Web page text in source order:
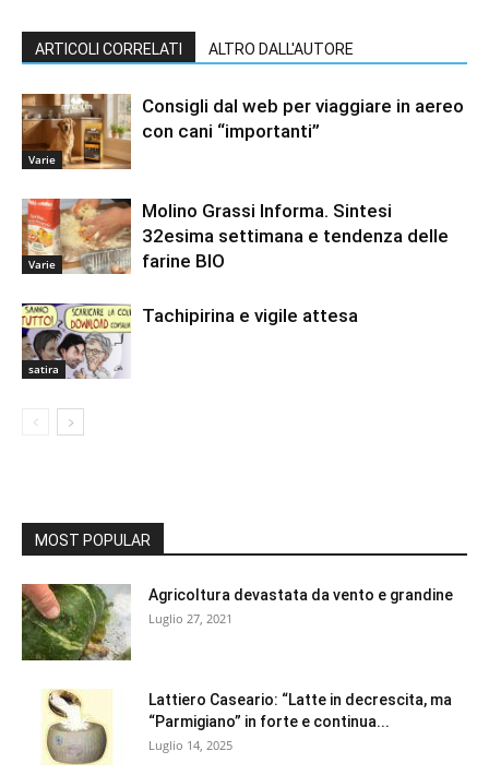
ARTICOLI CORRELATI ALTRO DALL'AUTORE
Varie
Consigli dal web per viaggiare in aereo
con cani “importanti”
Varie
Molino Grassi Informa. Sintesi
32esima settimana e tendenza delle
farine BIO
satira
Tachipirina e vigile attesa
MOST POPULAR
Agricoltura devastata da vento e grandine
Luglio 27, 2021
Lattiero Caseario: “Latte in decrescita, ma
“Parmigiano” in forte e continua...
Luglio 14, 2025